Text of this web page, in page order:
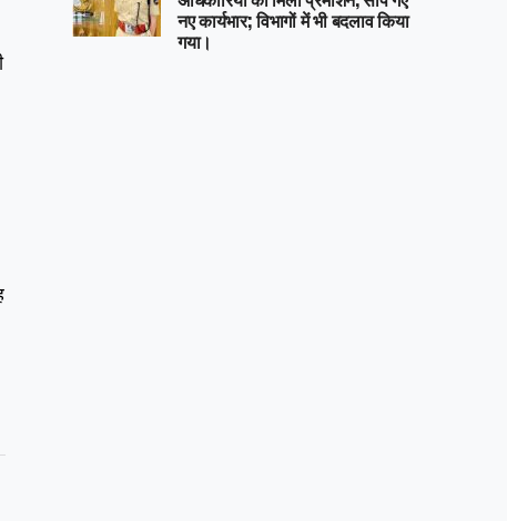
नए कार्यभार; विभागों में भी बदलाव किया
गया।